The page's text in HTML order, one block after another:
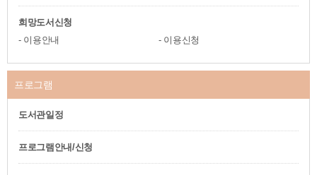
희망도서신청
이용안내
이용신청
프로그램
도서관일정
프로그램안내/신청